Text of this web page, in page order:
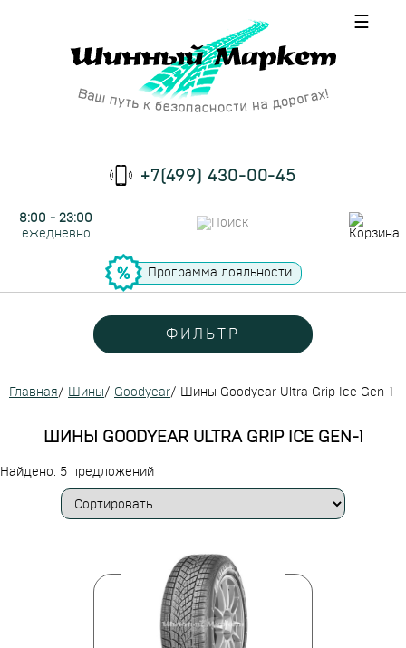
☰
+7(499) 430-00-45
8:00 - 23:00
ежедневно
Программа лояльности
ФИЛЬТР
Главная/ Шины/ Goodyear/ Шины Goodyear Ultra Grip Ice Gen-1
ШИНЫ GOODYEAR ULTRA GRIP ICE GEN-1
Найдено: 5 предложений